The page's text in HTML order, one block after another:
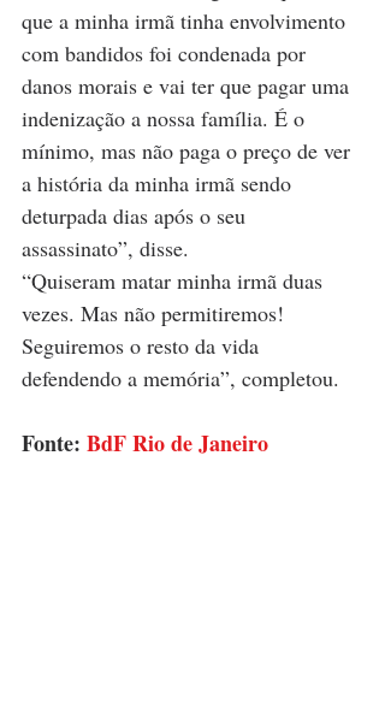
que a minha irmã tinha envolvimento
com bandidos foi condenada por
danos morais e vai ter que pagar uma
indenização a nossa família. É o
mínimo, mas não paga o preço de ver
a história da minha irmã sendo
deturpada dias após o seu
assassinato”, disse.
“Quiseram matar minha irmã duas
vezes. Mas não permitiremos!
Seguiremos o resto da vida
defendendo a memória”, completou.
Fonte: BdF Rio de Janeiro